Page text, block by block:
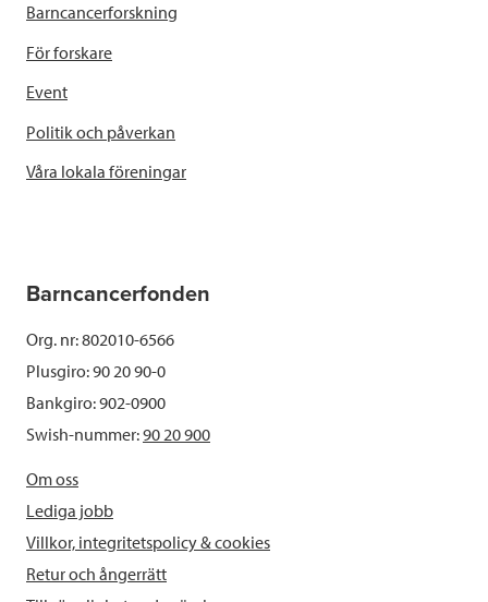
Barncancerforskning
För forskare
Event
Politik och påverkan
Våra lokala föreningar
Barncancerfonden
Org. nr: 802010-6566
Plusgiro: 90 20 90-0
Bankgiro: 902-0900
Swish-nummer:90 20 900
Om oss
Lediga jobb
Villkor, integritetspolicy & cookies
Retur och ångerrätt